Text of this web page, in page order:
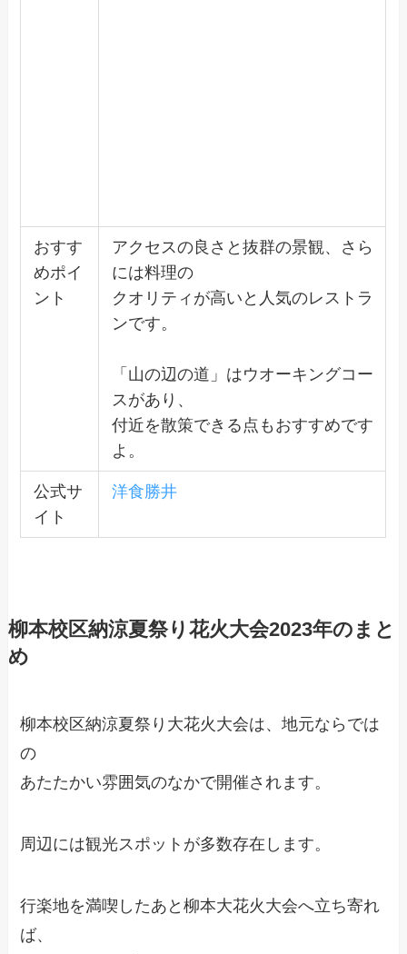
おすす
めポイ
ント
アクセスの良さと抜群の景観、さら
には料理の
クオリティが高いと人気のレストラ
ンです。
「山の辺の道」はウオーキングコー
スがあり、
付近を散策できる点もおすすめです
よ。
公式サ
イト
洋食勝井
柳本校区納涼夏祭り花火大会2023年のまと
め
柳本校区納涼夏祭り大花火大会は、地元ならでは
の
あたたかい雰囲気のなかで開催されます。
周辺には観光スポットが多数存在します。
行楽地を満喫したあと柳本大花火大会へ立ち寄れ
ば、